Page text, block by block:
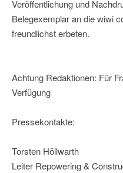
Veröffentlichung und
Belegexemplar an die wiwi
freundlichst erbeten.
Achtung Redaktionen: Für
Verfügung
Pressekontakte:
Torsten Höllwarth
Leiter Repowering &